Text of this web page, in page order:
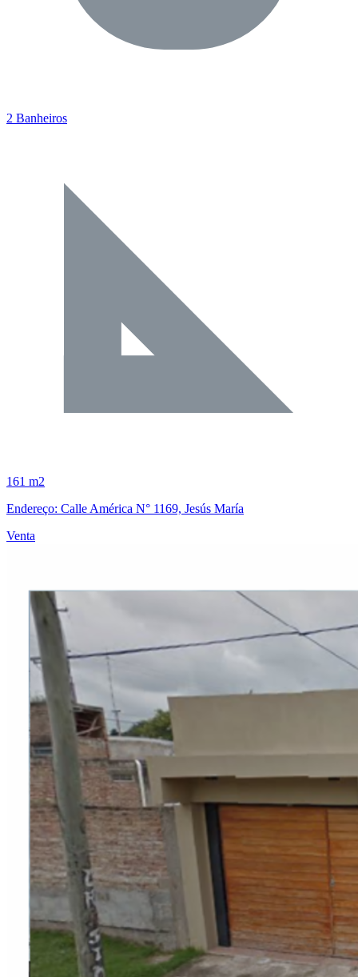
2 Banheiros
161 m2
Endereço: Calle América N° 1169, Jesús María
Venta